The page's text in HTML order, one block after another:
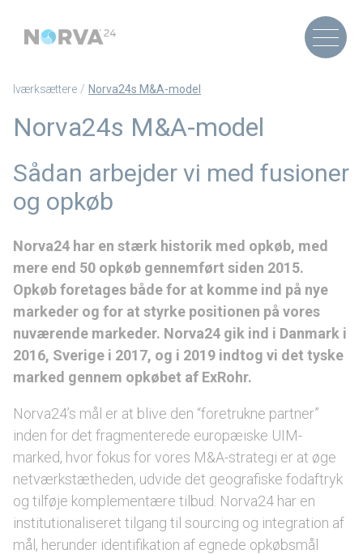
Iværksættere Norva24s M&A-model
Norva24s M&A-model
Sådan arbejder vi med fusioner
og opkøb
Norva24 har en stærk historik med opkøb, med
mere end 50 opkøb gennemført siden 2015.
Opkøb foretages både for at komme ind på nye
markeder og for at styrke positionen på vores
nuværende markeder. Norva24 gik ind i Danmark i
2016, Sverige i 2017, og i 2019 indtog vi det tyske
marked gennem opkøbet af ExRohr.
Norva24’s mål er at blive den “foretrukne partner”
inden for det fragmenterede europæiske UIM-
marked, hvor fokus for vores M&A-strategi er at øge
netværkstætheden, udvide det geografiske fodaftryk
og tilføje komplementære tilbud. Norva24 har en
institutionaliseret tilgang til sourcing og integration af
mål, herunder identifikation af egnede opkøbsmål